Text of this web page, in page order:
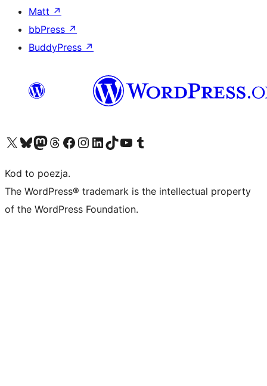
Matt ↗
bbPress ↗
BuddyPress ↗
Odwiedź nasze konto X (dawniej Twitter)
Odwiedź nasze konto Bluesky
Odwiedź nasze konto na Mastodoncie
Odwiedź naszego Threadsa
Odwiedź naszego Facebooka
Odwiedź nasze konto na Instagramie
Odwiedź nasze konto na LinkedIn
Odwiedź naszego TikToka
Odwiedź nasz kanał YouTube
Odwiedź naszego Tumblra
Kod to poezja.
The WordPress® trademark is the intellectual property
of the WordPress Foundation.